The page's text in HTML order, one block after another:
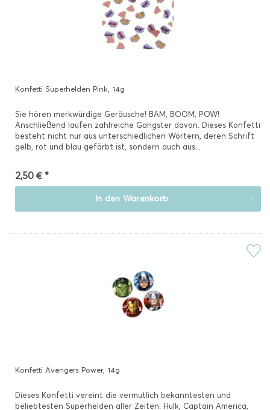
Konfetti Superhelden Pink, 14g
Sie hören merkwürdige Geräusche! BAM, BOOM, POW!
Anschließend laufen zahlreiche Gangster davon. Dieses Konfetti
besteht nicht nur aus unterschiedlichen Wörtern, deren Schrift
gelb, rot und blau gefärbt ist, sondern auch aus...
2,50 € *
In den Warenkorb
Konfetti Avengers Power, 14g
Dieses Konfetti vereint die vermutlich bekanntesten und
beliebtesten Superhelden aller Zeiten. Hulk, Captain America,